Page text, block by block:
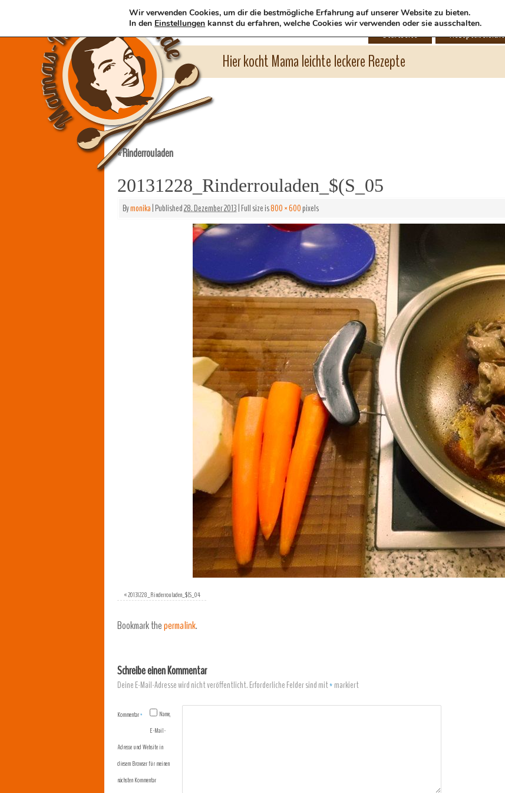
Hier kocht Mama leichte leckere Rezepte
Startseite Rezeptübersicht
«Rinderrouladen
20131228_Rinderrouladen_$(S_05
Bymonika|Published28. Dezember 2013|Full size is800 × 600pixels
«20131228_Rinderrouladen_$(S_04
Bookmark thepermalink.
Schreibe einen Kommentar
Deine E-Mail-Adresse wird nicht veröffentlicht.Erforderliche Felder sind mit*markiert
Kommentar*
Name,
E-Mail-
Adresse und Website in
diesem Browser für meinen
nächsten Kommentar
Wir verwenden Cookies, um dir die bestmögliche Erfahrung auf unserer Website zu bieten.
In den Einstellungen kannst du erfahren, welche Cookies wir verwenden oder sie ausschalten.